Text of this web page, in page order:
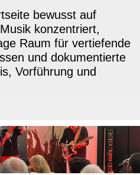
bewusst auf
konzentriert,
Raum für vertiefende
und dokumentierte
Vorführung und